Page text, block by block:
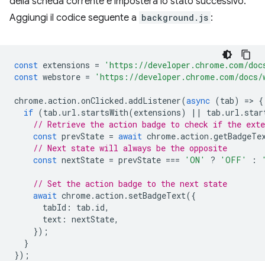
Aggiungi il codice seguente a background.js :
const extensions =
'https://developer.chrome.com/
const webstore = 'https://developer.chrome.com/docs/
chrome.action .onClicked .addListener(async (tab) => {
if (tab .url . startsWith(extensions) || tab .url .
// Retrieve the action badge to check if the
const prevState = await chrome.action .
// Next state will always be the opposite
const nextState = prevState === 'ON' ? 'OFF' :
// Set the action badge to the next state
await chrome.action . setBadgeText({
tabId : tab . id,
text : nextState,
});
}
});